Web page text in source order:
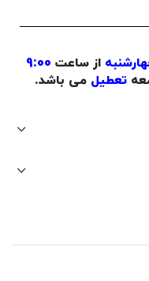
از ساعت 9:00
تعطیل می باشد.